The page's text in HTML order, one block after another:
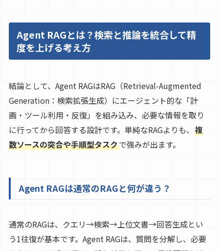
Agent RAGとは？検索と推論を統合して精
度を上げる考え方
結論として、Agent RAGはRAG（Retrieval-Augmented
Generation：検索拡張生成）にエージェント的な「計
画・ツール利用・反復」を組み込み、必要な情報を取り
に行ってから回答する設計です。単純なRAGよりも、 複
数ソースの突合や手順型タスクで強みが出ます。
Agent RAGは通常のRAGと何が違う？
通常のRAGは、クエリ→検索→上位文書→回答生成とい
う1往復が基本です。Agent RAGは、質問を分解し、必要